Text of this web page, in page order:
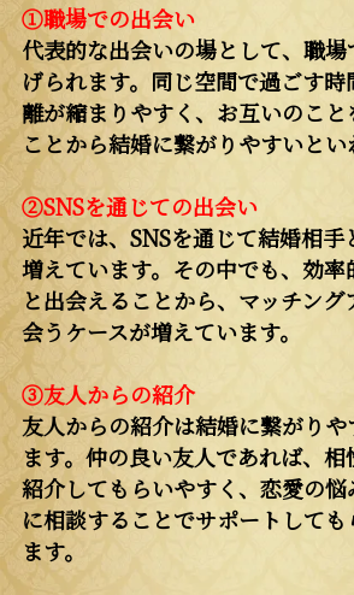
①職場での出会い
代表的な出会いの場として、職
げられます。同じ空間で過ごす
離が縮まりやすく、お互いのこ
ことから結婚に繋がりやすいとい
②SNSを通じての出会い
近年では、SNSを通じて結婚相
増えています。その中でも、効率
と出会えることから、マッチン
会うケースが増えています。
③友人からの紹介
友人からの紹介は結婚に繋がり
ます。仲の良い友人であれば、相
紹介してもらいやすく、恋愛の
に相談することでサポートしても
ます。